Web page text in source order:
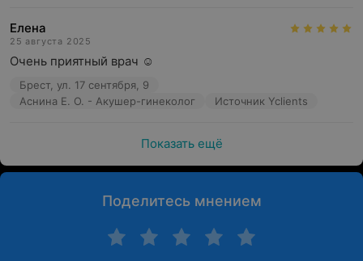
Елена
25 августа 2025
Очень приятный врач ☺️
Брест, ул. 17 сентября, 9
Аснина Е. О. - Акушер-гинеколог
Источник Yclients
Показать ещё
Поделитесь мнением